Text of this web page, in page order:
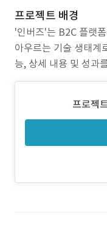
프로젝트 배경
'인버즈'는 B2C 플랫
아우르는 기술 생태계
능, 상세 내용 및 성과
능력과 전략적 전문성
하는 고질적인 문제들
음 세 가지 핵심 문제
프로젝